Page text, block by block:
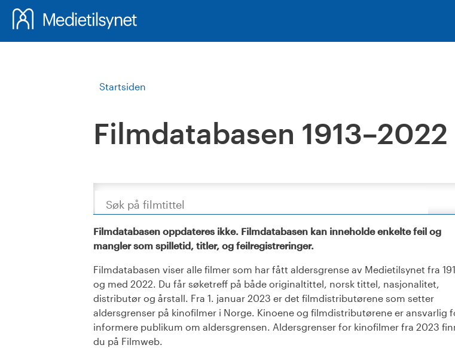
Startsiden
Filmdatabasen 1913–2022
Søk
Filmdatabasen oppdateres ikke. Filmdatabasen kan inneholde enkelte feil og
mangler som spilletid, titler, og feilregistreringer.
Filmdatabasen viser alle filmer som har fått aldersgrense av Medietilsynet fra
og med 2022. Du får søketreff på både originaltittel, norsk tittel, nasjonalitet,
distributør og årstall. Fra 1. januar 2023 er det filmdistributørene som setter
aldersgrenser på kinofilmer i Norge. Kinoene og filmdistributørene er ansvarlig
informere publikum om aldersgrensen. Aldersgrenser for kinofilmer fra 2023
du på Filmweb.